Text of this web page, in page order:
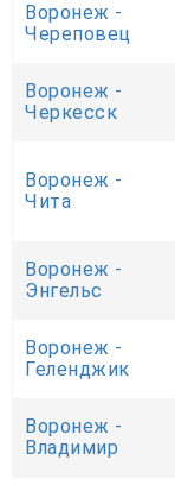
Воронеж -
Череповец
Воронеж -
Черкесск
Воронеж -
Чита
Воронеж -
Энгельс
Воронеж -
Геленджик
Воронеж -
Владимир